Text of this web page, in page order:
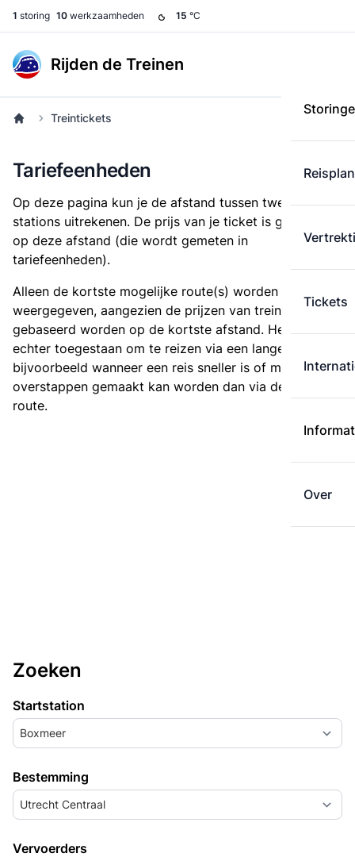
1 storing 10 werkzaamheden 15 °C
Rijden de Treinen
Tickets
Over
Treintickets
Tariefeenheden
Op deze pagina kun je de afstand tussen twee
stations uitrekenen. De prijs van je ticket is gebaseerd
op deze afstand (die wordt gemeten in
tariefeenheden).
Alleen de kortste mogelijke route(s) worden
weergegeven, aangezien de prijzen van treintickets
gebaseerd worden op de kortste afstand. Het is
echter toegestaan om te reizen via een langere route,
bijvoorbeeld wanneer een reis sneller is of met minder
overstappen gemaakt kan worden dan via de kortste
route.
Zoeken
Startstation
Boxmeer
Bestemming
Utrecht Centraal
Vervoerders